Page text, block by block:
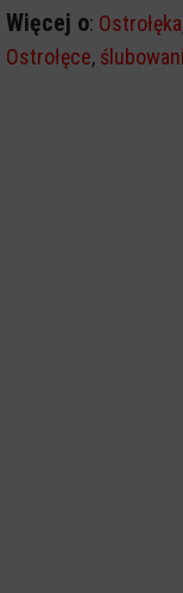
Więcej o: Ostrołęka
Ostrołęce,